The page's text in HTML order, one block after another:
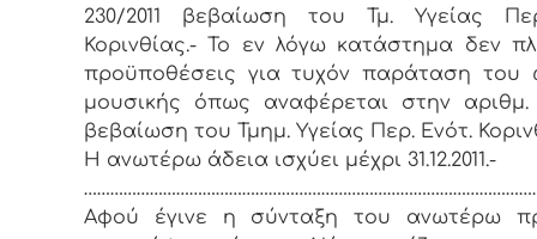
230/2011 βεβαίωση του Τμ. Υγείας
Κορινθίας.- Το εν λόγω κατάστημα δεν
προϋποθέσεις για τυχόν παράταση του
μουσικής όπως αναφέρεται στην αριθμ.
βεβαίωση του Τμημ. Υγείας Περ. Ενότ.
Η ανωτέρω άδεια ισχύει μέχρι 31.12.2011.-
Αφού έγινε η σύνταξη του ανωτέρω